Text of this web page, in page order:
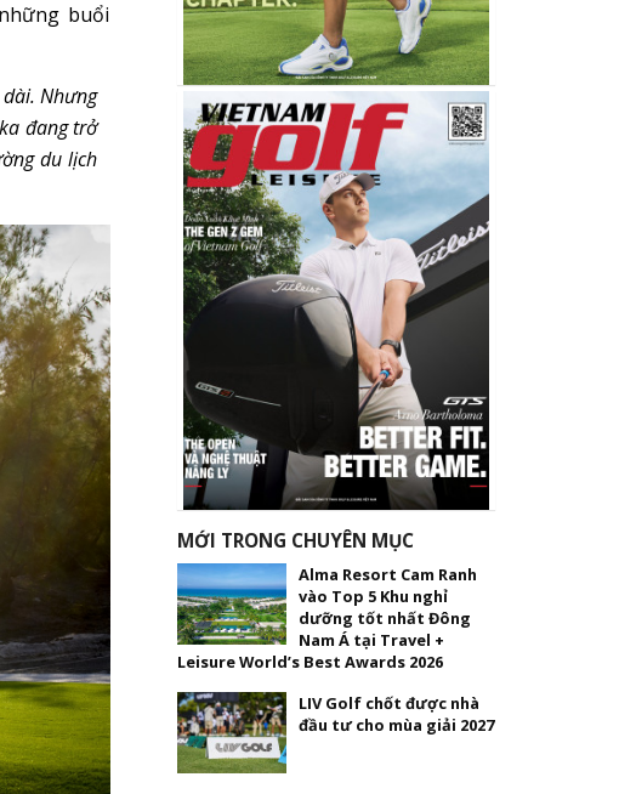
buổi
Nhưng
đang trở
du lịch
MỚI TRONG CHUYÊN MỤC
Alma Resort Cam Ranh
vào Top 5 Khu nghỉ
dưỡng tốt nhất Đông
Nam Á tại Travel +
Leisure World’s Best Awards 2026
LIV Golf chốt được nhà
đầu tư cho mùa giải 2027